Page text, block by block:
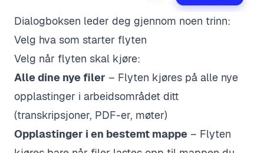
Dialogboksen leder deg gjennom noen trinn:
Velg hva som starter flyten
Velg når flyten skal kjøre:
Alle dine nye filer – Flyten kjøres på alle nye
opplastinger i arbeidsområdet ditt
(transkripsjoner, PDF-er, møter)
Opplastinger i en bestemt mappe – Flyten